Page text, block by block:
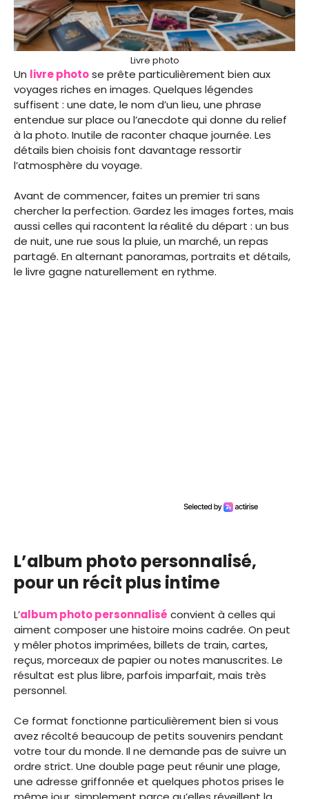
Livre photo
Un livre photose prête particulièrement bien aux
voyages riches en images. Quelques légendes
suffisent : une date, le nom d’un lieu, une phrase
entendue sur place ou l’anecdote qui donne du relief
à la photo. Inutile de raconter chaque journée. Les
détails bien choisis font davantage ressortir
l’atmosphère du voyage.
Avant de commencer, faites un premier tri sans
chercher la perfection. Gardez les images fortes, mais
aussi celles qui racontent la réalité du départ : un bus
de nuit, une rue sous la pluie, un marché, un repas
partagé. En alternant panoramas, portraits et détails,
le livre gagne naturellement en rythme.
L’album photo personnalisé,
pour un récit plus intime
L’album photo personnalisé convient à celles qui
aiment composer une histoire moins cadrée. On peut
y mêler photos imprimées, billets de train, cartes,
reçus, morceaux de papier ou notes manuscrites. Le
résultat est plus libre, parfois imparfait, mais très
personnel.
Ce format fonctionne particulièrement bien si vous
avez récolté beaucoup de petits souvenirs pendant
votre tour du monde. Il ne demande pas de suivre un
ordre strict. Une double page peut réunir une plage,
une adresse griffonnée et quelques photos prises le